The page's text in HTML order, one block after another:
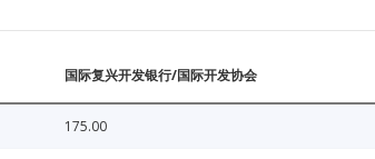
国际复兴开发银行/国际开发协会
175.00